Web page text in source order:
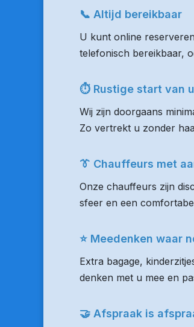
📞 Altijd bereikbaar
U kunt online
telefonisch bereikbaar,
⏱ Rustige start van
Wij zijn doorgaans
Zo vertrekt u zonder
👔 Chauffeurs met
Onze chauffeurs zijn
sfeer en een
⭐ Meedenken waar
Extra bagage,
denken met u mee en
🤝 Afspraak is